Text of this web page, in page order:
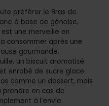
préférer le Bras de
à base de génoise,
une merveille en
consommer après une
gourmande,
un biscuit aromatisé
enrobé de sucre glace.
comme un dessert, mais
en cas de
à l’envie.